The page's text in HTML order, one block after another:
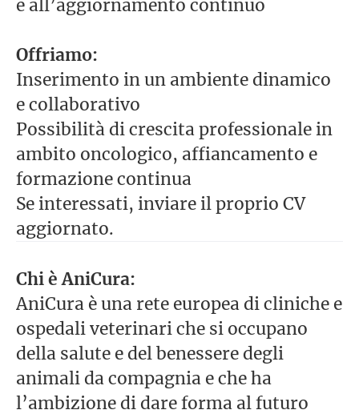
e all’aggiornamento continuo
Offriamo:
Inserimento in un ambiente dinamico
e collaborativo
Possibilità di crescita professionale in
ambito oncologico, affiancamento e
formazione continua
Se interessati, inviare il proprio CV
aggiornato.
Chi è AniCura:
AniCura è una rete europea di cliniche e
ospedali veterinari che si occupano
della salute e del benessere degli
animali da compagnia e che ha
l’ambizione di dare forma al futuro